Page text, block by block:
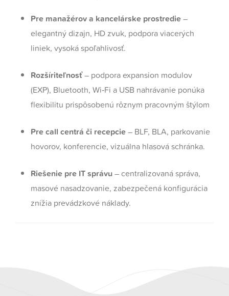
Pre manažérov a kancelárske prostredie–
elegantný dizajn, HD zvuk, podpora viacerých
liniek, vysoká spoľahlivosť.
Rozšíriteľnosť– podpora expansion modulov
(EXP), Bluetooth, Wi‑Fi a USB nahrávanie ponúka
flexibilitu prispôsobenú rôznym pracovným štýlom
Pre call centrá či recepcie– BLF, BLA, parkovanie
hovorov, konferencie, vizuálna hlasová schránka.
Riešenie pre IT správu– centralizovaná správa,
masové nasadzovanie, zabezpečená konfigurácia
znížia prevádzkové náklady.